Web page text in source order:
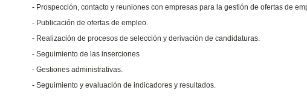
- Prospección, contacto y reuniones con empresas para la gestión de ofertas de
- Publicación de ofertas de empleo.
- Realización de procesos de selección y derivación de candidaturas.
- Seguimiento de las inserciones
- Gestiones administrativas.
- Seguimiento y evaluación de indicadores y resultados.